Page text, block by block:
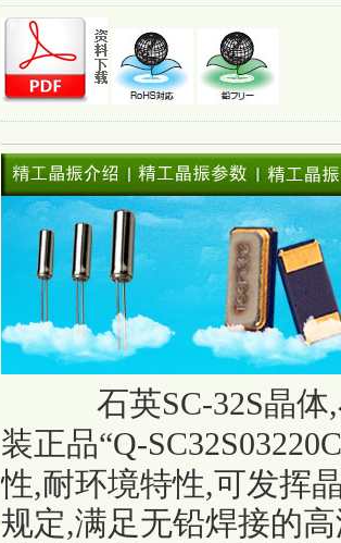
石英SC-32S晶
装正品“Q-
性,耐环境特性,可发挥
规定,满足无铅焊接的